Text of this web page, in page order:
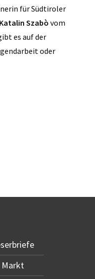
für Südtiroler
Katalin Szabò vom
es auf der
oder
Markt